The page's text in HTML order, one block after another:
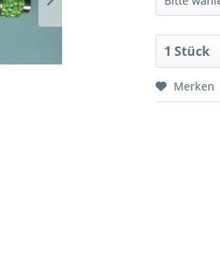
Merken